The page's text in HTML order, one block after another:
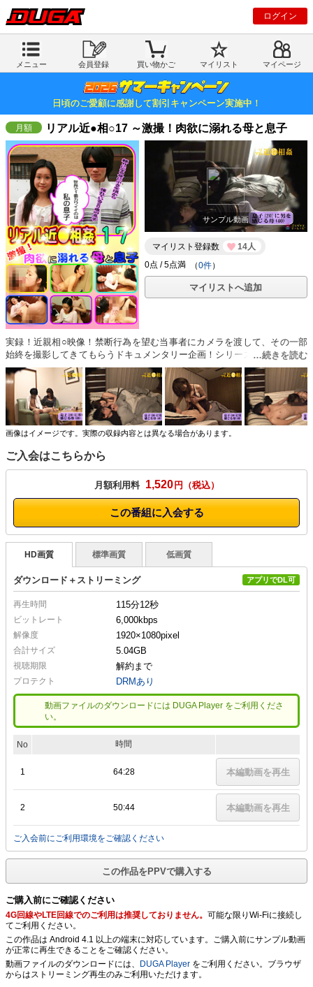
ログイン
メニュー 会員登録 買い物かご マイリスト マイページ
日頃のご愛顧に感謝して割引キャンペーン実施中！
リアル近●相○17 ～激撮！肉欲に溺れる母と息子
サンプル動画
マイリスト登録数
14人
（0件）
マイリストへ追加
実録！近親相○映像！禁断行為を望む当事者にカメラを渡して、その一部
始終を撮影してきてもらうドキュメンタリー企画！シリーズ第17弾「世界
で一番カワイイのは私の息子！食べちゃいたいくらい好き」…息子を抱き
たいと願う母。逞しく成長した息子に性のレッスン。激しい興奮状態に陥
った母が寝ている息子に夜○い！頼りになる母に小さな頃から憧れている
20歳の息子。母の見ている前でオナニー！マッサージしてあげると言って
自分のチンコをコスりつける。怒られて落ち込む息子を不憫に思ったの
か、母が誘って一緒にお風呂へ。しかし、カラダを洗いっこするうちに大
画像はイメージです。実際の収録内容とは異なる場合があります。
ご入会はこちらから
月額利用料 1,520 円
この番組に入会する
HD画質 標準画質 低画質
ダウンロード＋ストリーミング アプリでDL可
再生時間 115分12秒
ビットレート 6,000kbps
解像度 1920×1080pixel
合計サイズ 5.04GB
視聴期限 解約まで
プロテクト DRMあり
動画ファイルのダウンロードには DUGA Player をご利用くださ
い。
No 時間
1 64:28 本編動画を再生
2 50:44 本編動画を再生
ご入会前にご利用環境をご確認ください
この作品をPPVで購入する
ご購入前にご確認ください
4G回線やLTE回線でのご利用は推奨しておりません。 可能な限りWi-Fiに接続し
てご利用ください。
この作品は Android 4.1 以上の端末に対応しています。ご購入前にサンプル動画
が正常に再生できることをご確認ください。
動画ファイルのダウンロードには、 DUGA Player をご利用ください。ブラウザ
からはストリーミング再生のみご利用いただけます。